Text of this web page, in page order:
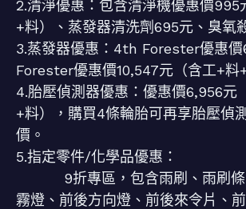
2.清淨優惠：包含清淨機優惠價995
+料）、蒸發器清洗劑695元、臭氧
3.蒸發器優惠：4th Forester優惠
Forester優惠價10,547元（含工+料
4.胎壓偵測器優惠：優惠價6,956元
+料），購買4條輪胎可再享胎壓偵
價。
5.指定零件/化學品優惠：
9折專區，包含雨刷、雨刷條
霧燈、前後方向燈、前後來令片、